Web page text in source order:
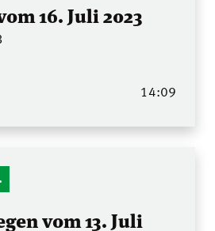
16. Juli 2023
14:09
vom 13. Juli